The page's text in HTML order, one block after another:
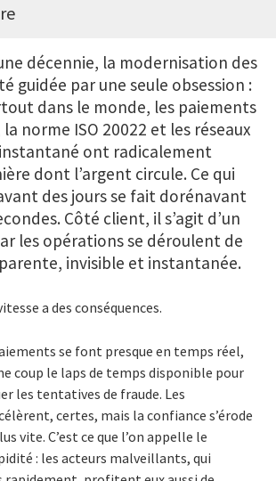
décennie, la modernisation des
guidée par une seule obsession :
dans le monde, les paiements
norme ISO 20022 et les réseaux
ont radicalement
dont l’argent circule. Ce qui
des jours se fait dorénavant
Côté client, il s’agit d’un
les opérations se déroulent de
invisible et instantanée.
a des conséquences.
se font presque en temps réel,
coup le laps de temps disponible pour
les tentatives de fraude. Les
certes, mais la confiance s’érode
vite. C’est ce que l’on appelle le
: les acteurs malveillants, qui